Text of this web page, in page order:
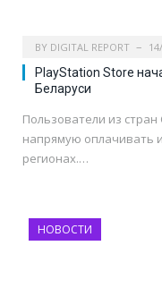
BY DIGITAL REPORT
PlayStation Store
Беларуси
Пользователи из
напрямую оплачивать
регионах.…
НОВОСТИ